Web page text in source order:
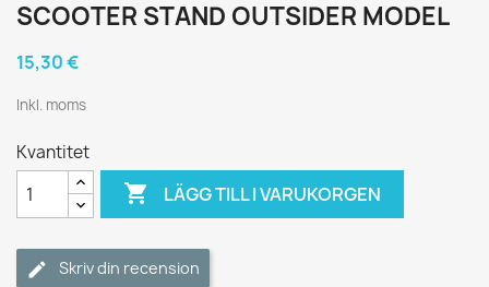
SCOOTER STAND OUTSIDER MODEL
15,30 €
Inkl. moms
Kvantitet
 LÄGG TILL I VARUKORGEN
Skriv din recension